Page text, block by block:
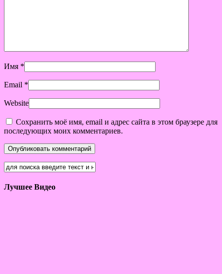
Имя *
Email *
Website
Сохранить моё имя, email и адрес сайта в этом браузере для
последующих моих комментариев.
Лучшее Видео